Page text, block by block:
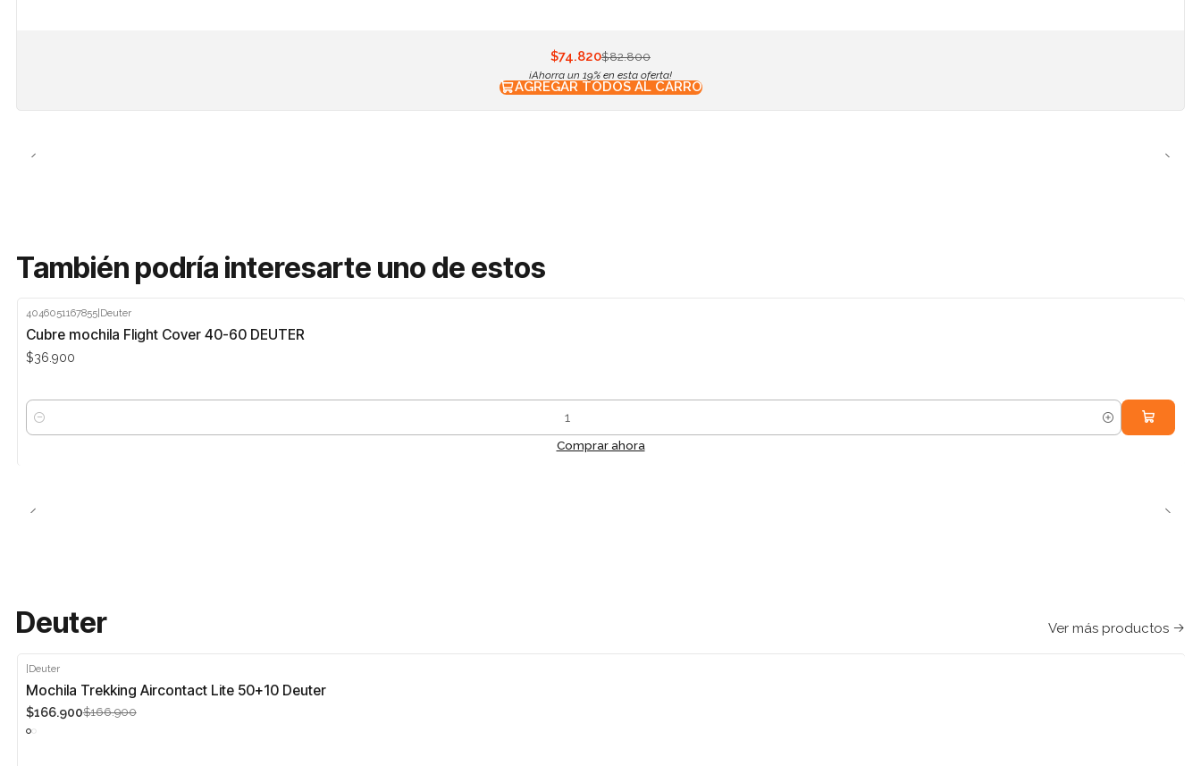
$74.820$82.800
¡Ahorra un 19% en esta oferta!
AGREGAR TODOS AL CARRO
También podría interesarte uno de estos
4046051167855| Deuter
Cubre mochila Flight Cover 40-60 DEUTER
$36.900
Cantidad
Comprar ahora
Deuter Ver más productos
-5%
|Deuter
Mochila Trekking Aircontact Lite 50+10 Deuter
$166.900$166.900